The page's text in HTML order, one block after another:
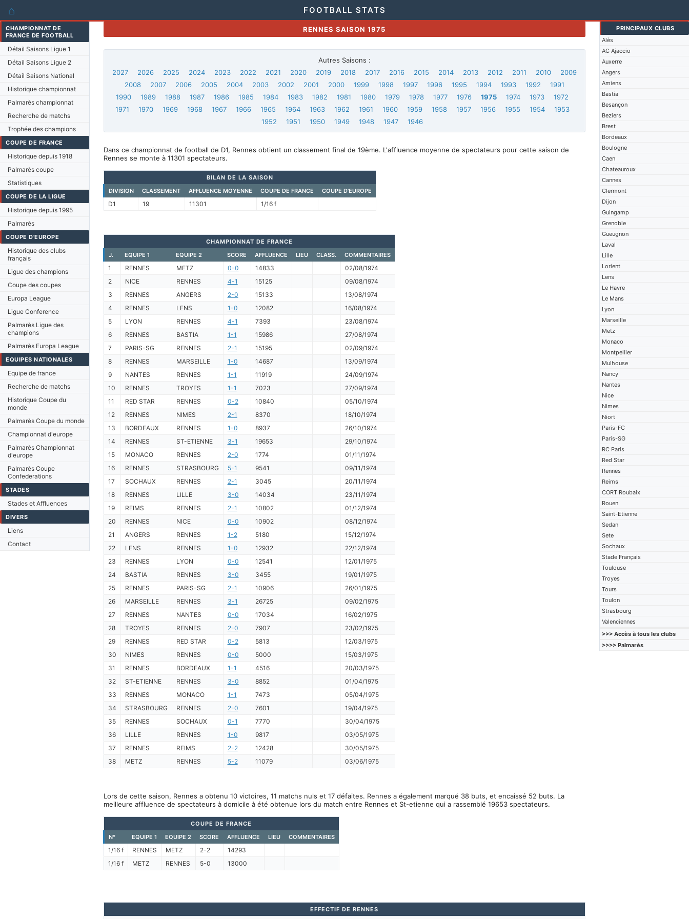
⌂ FOOTBALL STATS
CHAMPIONNAT DE
FRANCE DE FOOTBALL
Détail Saisons Ligue 1
Détail Saisons Ligue 2
Détail Saisons National
Historique championnat
Palmarès championnat
Recherche de matchs
Trophée des champions
COUPE DE FRANCE
Historique depuis 1918
Palmarès coupe
Statistiques
COUPE DE LA LIGUE
Historique depuis 1995
Palmarès
COUPE D'EUROPE
Historique des clubs
français
Ligue des champions
Coupe des coupes
Europa League
Ligue Conference
Palmarès Ligue des
champions
Palmarès Europa League
EQUIPES NATIONALES
Equipe de france
Recherche de matchs
Historique Coupe du
monde
Palmarès Coupe du monde
Championnat d'europe
Palmarès Championnat
d'europe
Palmarès Coupe
Confederations
STADES
Stades et Affluences
DIVERS
Liens
Contact
PRINCIPAUX CLUBS
Alès
AC Ajaccio
Auxerre
Angers
Amiens
Bastia
Besançon
Beziers
Brest
Bordeaux
Boulogne
Caen
Chateauroux
Cannes
Clermont
Dijon
Guingamp
Grenoble
Gueugnon
Laval
Lille
Lorient
Lens
Le Havre
Le Mans
Lyon
Marseille
Metz
Monaco
Montpellier
Mulhouse
Nancy
Nantes
Nice
Nimes
Niort
Paris-FC
Paris-SG
RC Paris
Red Star
Rennes
Reims
CORT Roubaix
Rouen
Saint-Etienne
Sedan
Sete
Sochaux
Stade Français
Toulouse
Troyes
Tours
Toulon
Strasbourg
Valenciennes
>>> Accès à tous les clubs
>>>> Palmarès
RENNES SAISON 1975
Autres Saisons :
2027
2026 2025 2024 2023 2022 2021 2020 2019 2018 2017 2016 2015 2014 2013 2012 2011 2010
2009
2008
2007 2006 2005 2004 2003 2002 2001 2000 1999 1998 1997 1996 1995 1994 1993 1992
1991
1990
1989 1988 1987 1986 1985 1984 1983 1982 1981 1980 1979 1978 1977 1976 1975 1974 1973
1972
1971
1970 1969 1968 1967 1966 1965 1964 1963 1962 1961 1960 1959 1958 1957 1956 1955 1954
1953
1952
1951 1950 1949 1948 1947 1946
Dans ce championnat de football de D1, Rennes obtient un classement final de 19ème. L'affluence moyenne de spectateurs pour cette saison de
Rennes se monte à 11301 spectateurs.
BILAN DE LA SAISON
DIVISION
CLASSEMENT AFFLUENCE MOYENNE COUPE DE FRANCE COUPE D'EUROPE
D1 19 11301 1/16 f
CHAMPIONNAT DE FRANCE
J.
EQUIPE 1 EQUIPE 2 SCORE AFFLUENCE LIEU CLASS. COMMENTAIRES
1 RENNES METZ 0-0 14833
02/08/1974
2
NICE RENNES 4-1 15125
09/08/1974
3
RENNES ANGERS 2-0 15133
13/08/1974
4
RENNES LENS 1-0 12082
16/08/1974
5
LYON RENNES 4-1 7393
23/08/1974
6
RENNES BASTIA 1-1 15986
27/08/1974
7
PARIS-SG RENNES 2-1 15195
02/09/1974
8
RENNES MARSEILLE 1-0 14687
13/09/1974
9
NANTES RENNES 1-1 11919
24/09/1974
10
RENNES TROYES 1-1 7023
27/09/1974
11
RED STAR RENNES 0-2 10840
05/10/1974
12
RENNES NIMES 2-1 8370
18/10/1974
13
BORDEAUX RENNES 1-0 8937
26/10/1974
14
RENNES ST-ETIENNE 3-1 19653
29/10/1974
15
MONACO RENNES 2-0 1774
01/11/1974
16
RENNES STRASBOURG 5-1 9541
09/11/1974
17
SOCHAUX RENNES 2-1 3045
20/11/1974
18
RENNES LILLE 3-0 14034
23/11/1974
19
REIMS RENNES 2-1 10802
01/12/1974
20
RENNES NICE 0-0 10902
08/12/1974
21
ANGERS RENNES 1-2 5180
15/12/1974
22
LENS RENNES 1-0 12932
22/12/1974
23
RENNES LYON 0-0 12541
12/01/1975
24
BASTIA RENNES 3-0 3455
19/01/1975
25
RENNES PARIS-SG 2-1 10906
26/01/1975
26
MARSEILLE RENNES 3-1 26725
09/02/1975
27
RENNES NANTES 0-0 17034
16/02/1975
28
TROYES RENNES 2-0 7907
23/02/1975
29
RENNES RED STAR 0-2 5813
12/03/1975
30
NIMES RENNES 0-0 5000
15/03/1975
31
RENNES BORDEAUX 1-1 4516
20/03/1975
32
ST-ETIENNE RENNES 3-0 8852
01/04/1975
33
RENNES MONACO 1-1 7473
05/04/1975
34
STRASBOURG RENNES 2-0 7601
19/04/1975
35
RENNES SOCHAUX 0-1 7770
30/04/1975
36
LILLE RENNES 1-0 9817
03/05/1975
37
RENNES REIMS 2-2 12428
30/05/1975
38
METZ RENNES 5-2 11079 03/06/1975
Lors de cette saison, Rennes a obtenu 10 victoires, 11 matchs nuls et 17 défaites. Rennes a également marqué 38 buts, et encaissé 52 buts. La
meilleure affluence de spectateurs à domicile à été obtenue lors du match entre Rennes et St-etienne qui a rassemblé 19653 spectateurs.
COUPE DE FRANCE
N°
EQUIPE 1 EQUIPE 2 SCORE AFFLUENCE LIEU COMMENTAIRES
1/16 f RENNES METZ 2-2
14293
1/16 f
METZ RENNES 5-0 13000
EFFECTIF DE RENNES